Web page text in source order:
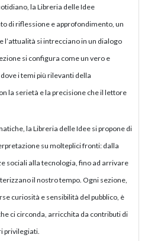
la Libreria delle Idee
di riflessione e approfondimento, un
l’attualità si intrecciano in un dialogo
si configura come un vero e
i temi più rilevanti della
la serietà e la precisione che il lettore
la Libreria delle Idee si propone di
su molteplici fronti: dalla
sociali alla tecnologia, fino ad arrivare
il nostro tempo. Ogni sezione,
curiosità e sensibilità del pubblico, è
ci circonda, arricchita da contributi di
privilegiati.